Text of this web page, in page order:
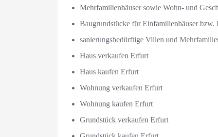
Mehrfamilienhäuser sowie Wohn- und
Baugrundstücke für Einfamilienhäuser bzw.
sanierungsbedürftige Villen und
Haus verkaufen Erfurt
Haus kaufen Erfurt
Wohnung verkaufen Erfurt
Wohnung kaufen Erfurt
Grundstück verkaufen Erfurt